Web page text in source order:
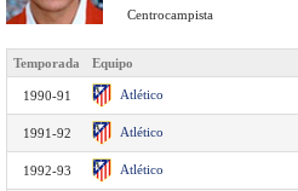
Centrocampista
Temporada Equipo
1990-91 Atlético
1991-92 Atlético
1992-93 Atlético